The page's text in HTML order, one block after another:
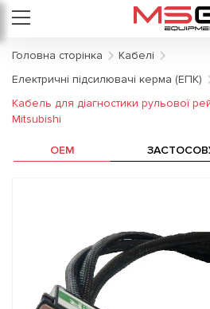
Головна сторінка
Кабелі
Електричні підсилювачі керма (ЕПК)
Кабель для діагностики рульової
Mitsubishi
OEM